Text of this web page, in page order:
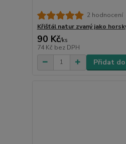
2 hodnocení
Křišťál natur zvaný jako
90 Kč/ks
74 Kč bez DPH
Přidat